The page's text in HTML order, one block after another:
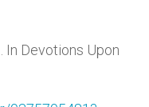
In Devotions Upon